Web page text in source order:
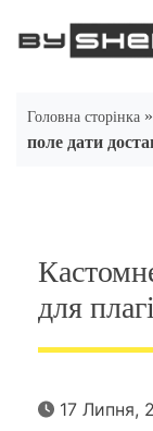
Головна сторінка »
поле дати
для
17 Липня,